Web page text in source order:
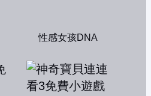
性感女孩DNA